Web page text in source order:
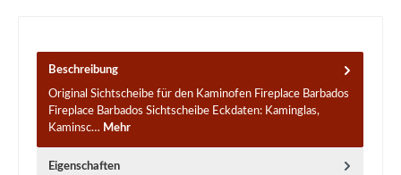
Beschreibung
Original Sichtscheibe für den Kaminofen Fireplace Barbados
Fireplace Barbados Sichtscheibe Eckdaten: Kaminglas,
Kaminsc… Mehr
Eigenschaften